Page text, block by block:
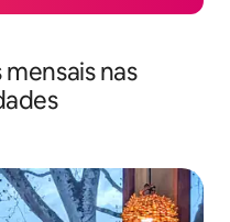
nas